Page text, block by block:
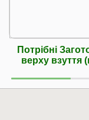
Потрібні
верху взуття